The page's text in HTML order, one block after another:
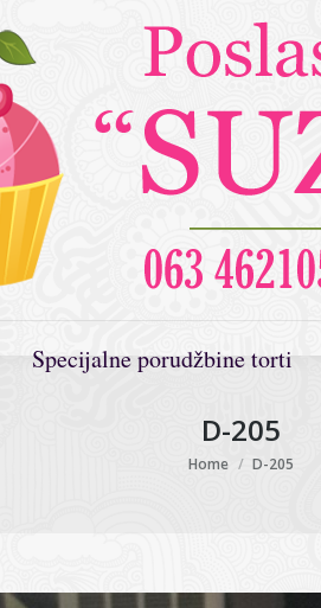
Specijalne porudžbine torti
D-205
You are here:
Home D-205